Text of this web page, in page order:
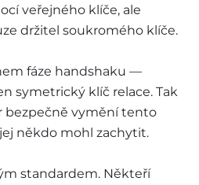
veřejného klíče, ale
držitel soukromého klíče.
fáze handshaku —
symetrický klíč relace. Tak
bezpečně vymění tento
někdo mohl zachytit.
standardem. Někteří